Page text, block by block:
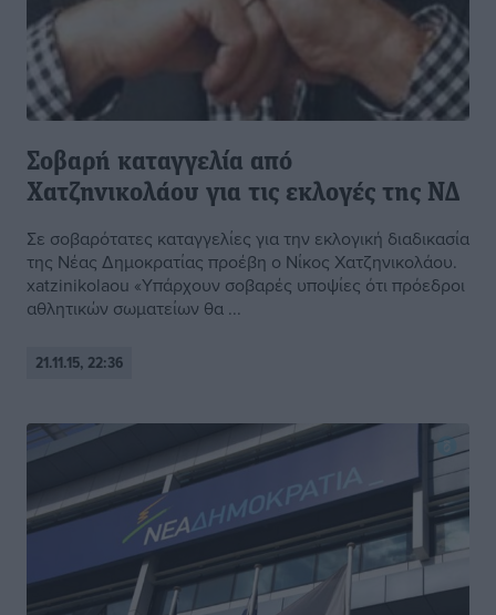
Σοβαρή καταγγελία από
Χατζηνικολάου για τις εκλογές της ΝΔ
Σε σοβαρότατες καταγγελίες για την εκλογική διαδικασία
της Νέας Δημοκρατίας προέβη ο Νίκος Χατζηνικολάου.
xatzinikolaou «Υπάρχουν σοβαρές υποψίες ότι πρόεδροι
αθλητικών σωματείων θα ...
21.11.15, 22:36